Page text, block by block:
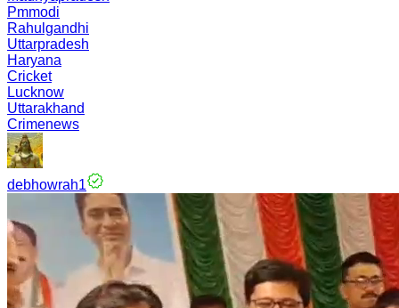
Pmmodi
Rahulgandhi
Uttarpradesh
Haryana
Cricket
Lucknow
Uttarakhand
Crimenews
debhowrah1